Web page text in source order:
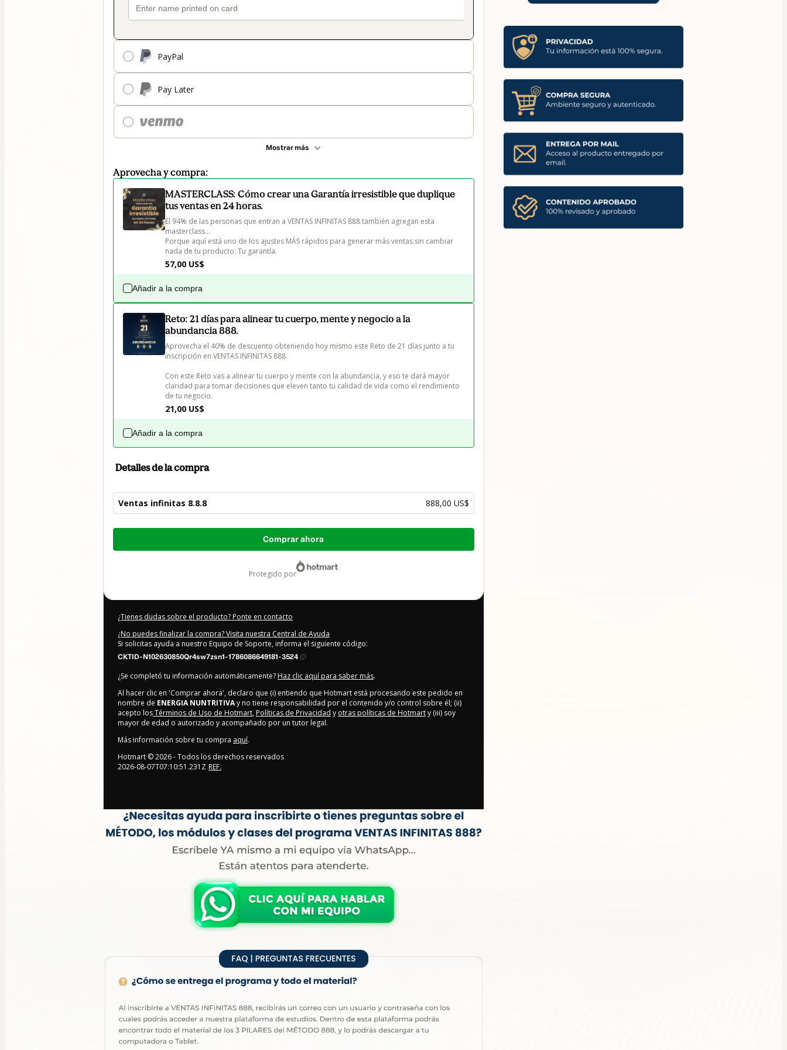
PayPal
Pay Later
Mostrar más
Aprovecha y compra:
MASTERCLASS: Cómo crear una Garantía irresistible que duplique
tus ventas en 24 horas.
El 94% de las personas que entran a VENTAS INFINITAS 888 también agregan esta
masterclass…
Porque aquí está uno de los ajustes MÁS rápidos para generar más ventas sin cambiar
nada de tu producto: Tu garantía.
57,00 US$
Añadir a la compra
Reto: 21 días para alinear tu cuerpo, mente y negocio a la
abundancia 888.
Aprovecha el 40% de descuento obteniendo hoy mismo este Reto de 21 días junto a tu
inscripción en VENTAS INFINITAS 888.
Con este Reto vas a alinear tu cuerpo y mente con la abundancia, y eso te dará mayor
claridad para tomar decisiones que eleven tanto tu calidad de vida como el rendimiento
21,00 US$
Añadir a la compra
Detalles de la compra
Ventas infinitas 8.8.8 888,00 US$
Total
Comprar ahora
protegido por
¿Tienes dudas sobre el producto? Ponte en contacto
¿No puedes finalizar la compra? Visita nuestra Central de Ayuda
Si solicitas ayuda a nuestro Equipo de Soporte, informa el siguiente código:
CKTID-N102630850Qr4sw7zsn1-1786086649181-3524
¿Se completó tu información automáticamente? Haz clic aquí para saber más.
Al hacer clic en 'Comprar ahora', declaro que (i) entiendo que Hotmart está procesando este pedido en
nombre de ENERGIA NUNTRITIVAy no tiene responsabilidad por el contenido y/o control sobre él; (ii)
acepto losTérminos de Uso de Hotmart, Políticas de Privacidad y otras políticas de Hotmarty (iii) soy
mayor de edad o autorizado y acompañado por un tutor legal.
Más información sobre tu compra aquí.
Hotmart ©2026- Todos los derechos reservados
2026-08-07T07:10:51.231Z REF.